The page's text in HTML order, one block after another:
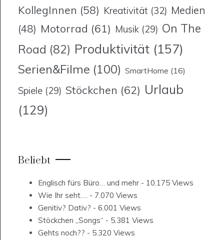
KollegInnen (58) Kreativität (32) Medien
(48) Motorrad (61) Musik (29) On The
Road (82) Produktivität (157)
Serien&Filme (100) SmartHome (16)
Spiele (29) Stöckchen (62) Urlaub
(129)
Beliebt
Englisch fürs Büro… und mehr - 10.175 Views
Wie Ihr seht…. - 7.070 Views
Genitiv? Dativ? - 6.001 Views
Stöckchen „Songs“ - 5.381 Views
Gehts noch?? - 5.320 Views